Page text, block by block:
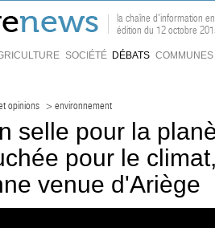
la chaîne d'information
édition du 12 octobre
SOCIÉTÉ DÉBATS COMMUNES
opinions > environnement
selle pour la
pour le
venue d'Ariège